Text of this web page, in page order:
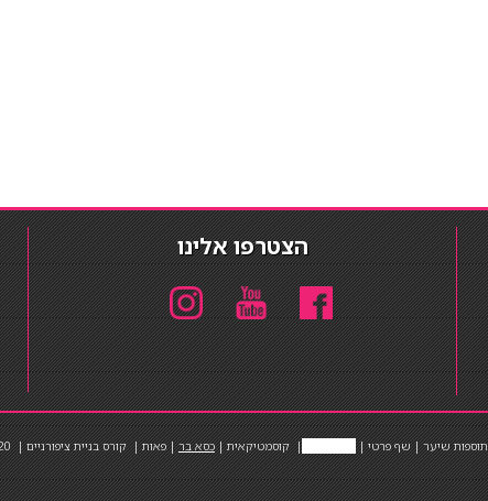
הצטרפו אלינו
תוספות שיער|שף פרטי|
|קוסמטיקאית|כסא בר|פאות|קורס בניית ציפורניים|
Powered by Barosh